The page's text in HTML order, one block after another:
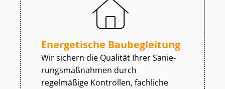
Energetische Baubegleitung
Wir sichern die Qualität Ihrer Sa­nie­
rungs­maß­nah­men durch
regelmäßige Kontrollen, fachliche